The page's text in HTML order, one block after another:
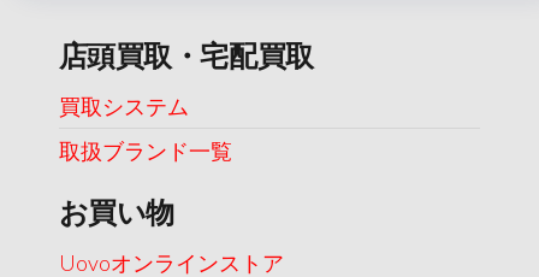
店頭買取・宅配買取
買取システム
取扱ブランド一覧
お買い物
Uovoオンラインストア